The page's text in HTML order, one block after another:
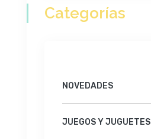
Categorías
NOVEDADES
JUEGOS Y JUGUETES